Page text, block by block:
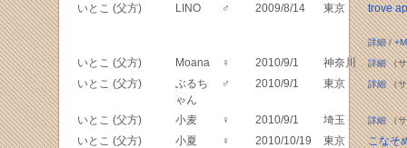
いとこ (父方) LINO ♂ 2009/8/14 東京 trove
詳細/
いとこ (父方) Moana ♀ 2010/9/1 神奈川 詳細（サ
いとこ (父方)
ぶるち
ゃん
♂ 2010/9/1 東京 詳細（サ
いとこ (父方) 小麦 ♀ 2010/9/1 埼玉 詳細（サ
いとこ (父方) 小夏 ♀ 2010/10/19 東京 こなそ